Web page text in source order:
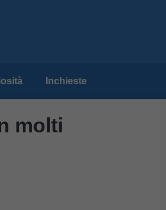
Inchieste
molti